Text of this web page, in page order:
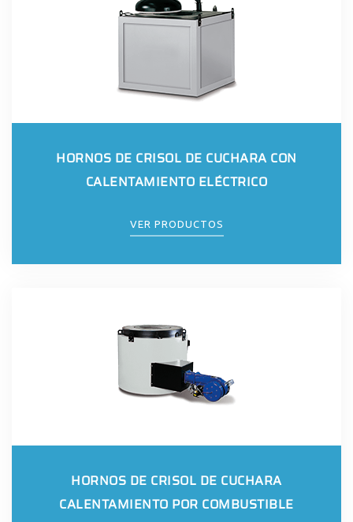
HORNOS DE CRISOL DE CUCHARA CON
CALENTAMIENTO ELÉCTRICO
VER PRODUCTOS
HORNOS DE CRISOL DE CUCHARA
CALENTAMIENTO POR COMBUSTIBLE